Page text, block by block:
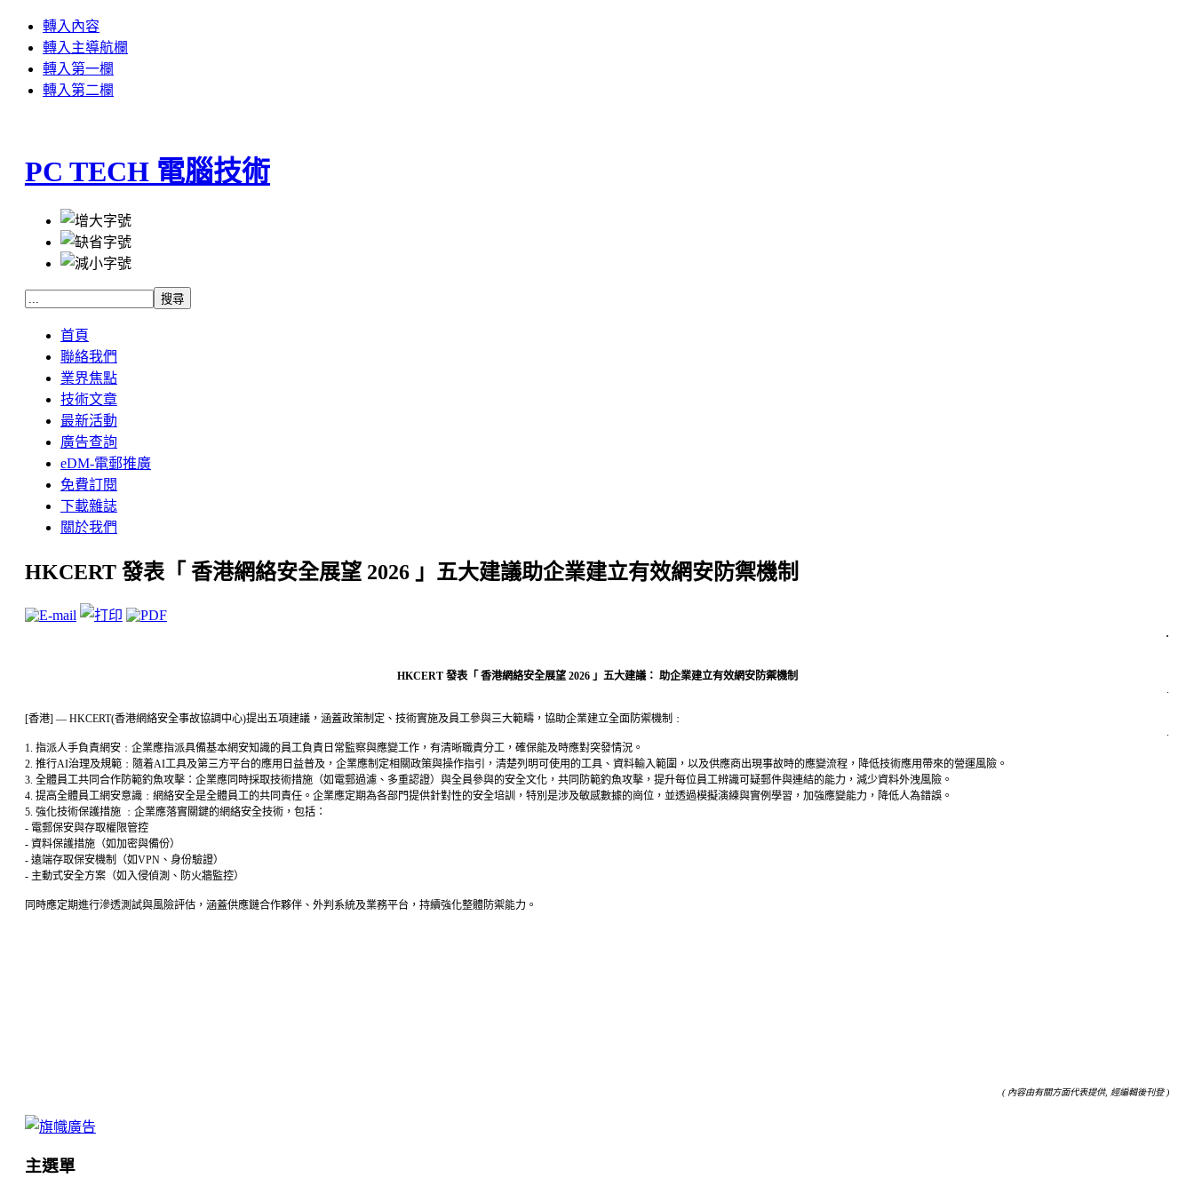
轉入內容
轉入主導航欄
轉入第一欄
轉入第二欄
PC TECH 電腦技術
首頁
聯絡我們
業界焦點
技術文章
最新活動
廣告查詢
eDM-電郵推廣
免費訂閱
下載雜誌
關於我們
HKCERT 發表「 香港網絡安全展望 2026 」五大建議助企業建立有效網安防禦機制
.
HKCERT 發表「 香港網絡安全展望 2026 」五大建議： 助企業建立有效網安防禦機制
[香港] — HKCERT(香港網絡安全事故協調中心)提出五項建議，涵蓋政策制定、技術實施及員工參與三大範疇，協助企業建立全面防禦機制﹕
1. 指派人手負責網安﹕企業應指派具備基本網安知識的員工負責日常監察與應變工作，有清晰職責分工，確保能及時應對突發情況。
2. 推行AI治理及規範﹕隨着AI工具及第三方平台的應用日益普及，企業應制定相關政策與操作指引，清楚列明可使用的工具、資料輸入範圍，以及供應商出現事故時的應變流程，降低技術應用帶來的營運風險。
3. 全體員工共同合作防範釣魚攻擊：企業應同時採取技術措施（如電郵過濾、多重認證）與全員參與的安全文化，共同防範釣魚攻擊，提升每位員工辨識可疑郵件與連結的能力，減少資料外洩風險。
4. 提高全體員工網安意識﹕網絡安全是全體員工的共同責任。企業應定期為各部門提供針對性的安全培訓，特別是涉及敏感數據的崗位，並透過模擬演練與實例學習，加強應變能力，降低人為錯誤。
5. 強化技術保護措施 ﹕企業應落實關鍵的網絡安全技術，包括：
- 電郵保安與存取權限管控
- 資料保護措施（如加密與備份）
- 遠端存取保安機制（如VPN、身份驗證）
- 主動式安全方案（如入侵偵測、防火牆監控）
同時應定期進行滲透測試與風險評估，涵蓋供應鏈合作夥伴、外判系統及業務平台，持續強化整體防禦能力。
( 內容由有關方面代表提供, 經編輯後刊登 )
主選單